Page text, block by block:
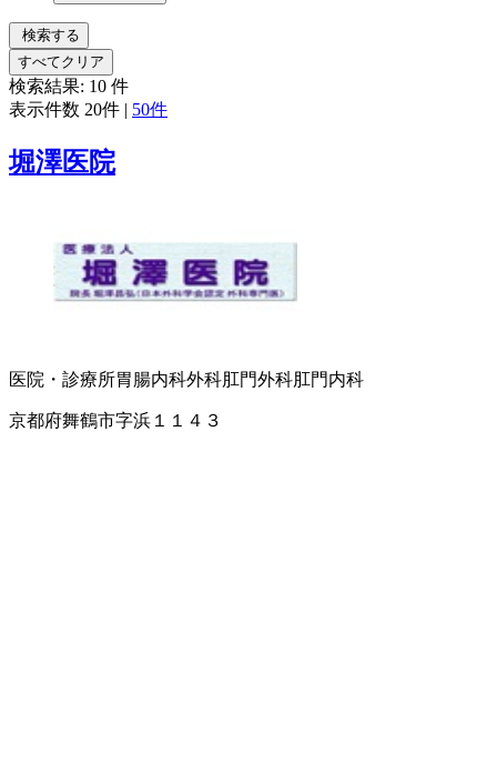
検索する
すべてクリア
検索結果: 10 件
表示件数 20件 | 50件
堀澤医院
医院・診療所胃腸内科外科肛門外科肛門内科
京都府舞鶴市字浜１１４３